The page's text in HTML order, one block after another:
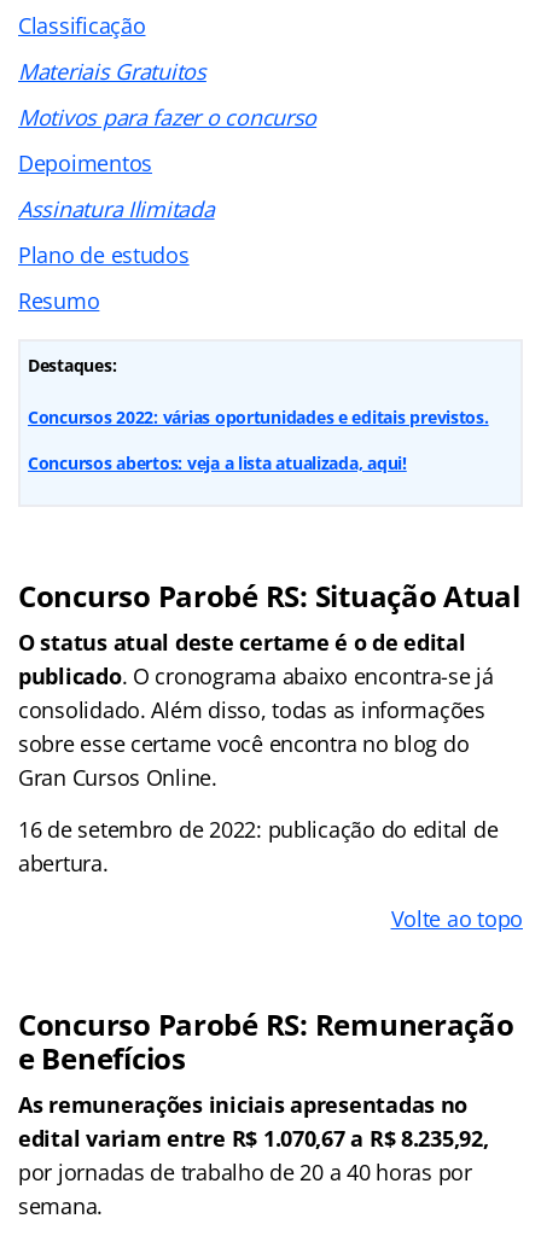
Classificação
Materiais Gratuitos
Motivos para fazer o concurso
Depoimentos
Assinatura Ilimitada
Plano de estudos
Resumo
Destaques:
Concursos 2022: várias oportunidades e editais previstos.
Concursos abertos: veja a lista atualizada, aqui!
Concurso Parobé RS: Situação Atual
O status atual deste certame é o de edital
publicado. O cronograma abaixo encontra-se já
consolidado. Além disso, todas as informações
sobre esse certame você encontra no blog do
Gran Cursos Online.
16 de setembro de 2022: publicação do edital de
abertura.
Volte ao topo
Concurso Parobé RS: Remuneração
e Benefícios
As remunerações iniciais apresentadas no
edital variam entre R$ 1.070,67 a R$ 8.235,92,
por jornadas de trabalho de 20 a 40 horas por
semana.